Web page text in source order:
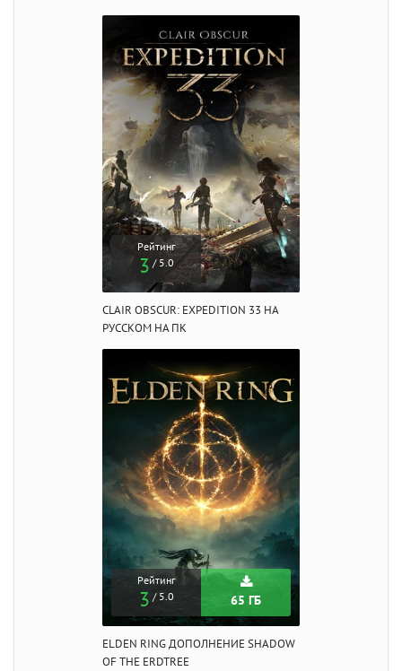
Рейтинг
3 / 5.0
CLAIR OBSCUR: EXPEDITION 33 НА
РУССКОМ НА ПК
Рейтинг
3 / 5.0 65 ГБ
ELDEN RING ДОПОЛНЕНИЕ SHADOW
OF THE ERDTREE